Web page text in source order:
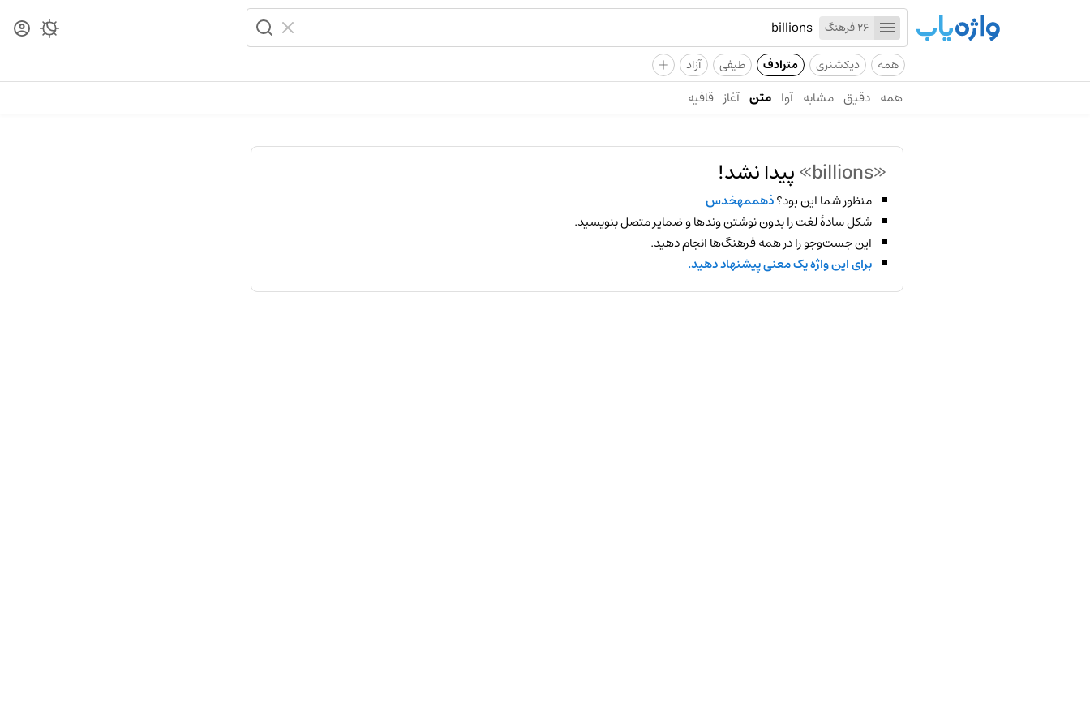
26 فرهنگ
همه دیکشنری مترادف طیفی آزاد +
همه دقیق مشابه آوا متن آغاز قافیه
«billions» پیدا نشد!
منظور شما این بود؟ذهممهخدس
شکل سادهٔ لغت را بدون نوشتن وندها و ضمایر متصل بنویسید.
این جست‌وجو را در همه فرهنگ‌ها انجام دهید.
برای این واژه یک معنی پیشنهاد دهید.